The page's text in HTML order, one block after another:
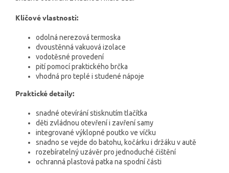
Klíčové vlastnosti:
odolná nerezová termoska
dvoustěnná vakuová izolace
vodotěsné provedení
pití pomocí praktického brčka
vhodná pro teplé i studené nápoje
Praktické detaily:
snadné otevírání stisknutím tlačítka
děti zvládnou otevření i zavření samy
integrované výklopné poutko ve víčku
snadno se vejde do batohu, kočárku i držáku v autě
rozebíratelný uzávěr pro jednoduché čištění
ochranná plastová patka na spodní části